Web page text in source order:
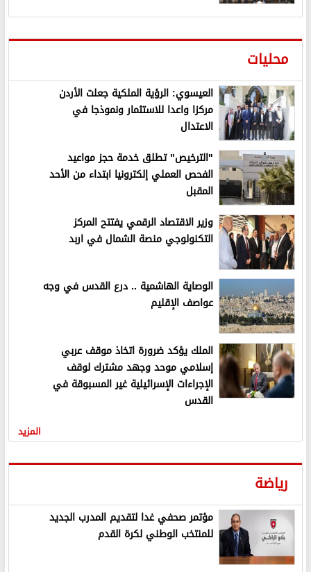
محليات
العيسوي: الرؤية الملكية جعلت الأردن
مركزا واعدا للاستثمار ونموذجا في
الاعتدال
"الترخيص" تطلق خدمة حجز مواعيد
الفحص العملي إلكترونيا ابتداء من الأحد
المقبل
وزير الاقتصاد الرقمي يفتتح المركز
التكنولوجي منصة الشمال في اربد
الوصاية الهاشمية .. درع القدس في وجه
عواصف الإقليم
الملك يؤكد ضرورة اتخاذ موقف عربي
إسلامي موحد وجهد مشترك لوقف
الإجراءات الإسرائيلية غير المسبوقة في
القدس
المزيد
رياضة
مؤتمر صحفي غدا لتقديم المدرب الجديد
للمنتخب الوطني لكرة القدم